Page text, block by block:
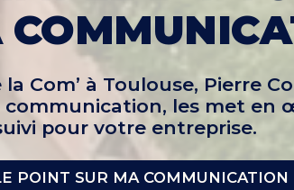
Com’ à Toulouse, Pierre
communication, les met en
pour votre entreprise.
POINT SUR MA COMMUNICATION